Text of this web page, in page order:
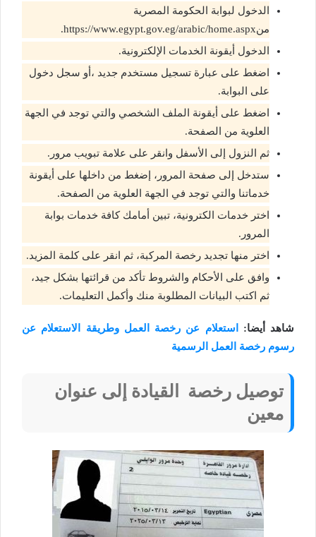
الدخول لبوابة الحكومة المصرية
منhttps://www.egypt.gov.eg/arabic/home.aspx.
الدخول أيقونة الخدمات الإلكترونية.
اضغط على عبارة تسجيل مستخدم جديد ،أو سجل دخول
على البوابة.
اضغط على أيقونة الملف الشخصي والتي توجد في الجهة
العلوية من الصفحة.
ثم النزول إلى الأسفل وانقر على علامة تبويب مرور.
ستدخل إلى صفحة المرور، إضغط من داخلها على أيقونة
خدماتنا والتي توجد في الجهة العلوية من الصفحة.
اختر خدمات الكترونية، تبين أمامك كافة خدمات بوابة
المرور.
اختر منها تجديد رخصة المركبة، ثم انقر على كلمة المزيد.
وافق على الأحكام والشروط تأكد من قرائتها بشكل جيد،
ثم اكتب البيانات المطلوبة منك وأكمل التعليمات.
شاهد أيضا:
استعلام عن رخصة العمل وطريقة الاستعلام عن
رسوم رخصة العمل الرسمية
توصيل رخصة القيادة إلى عنوان
معين